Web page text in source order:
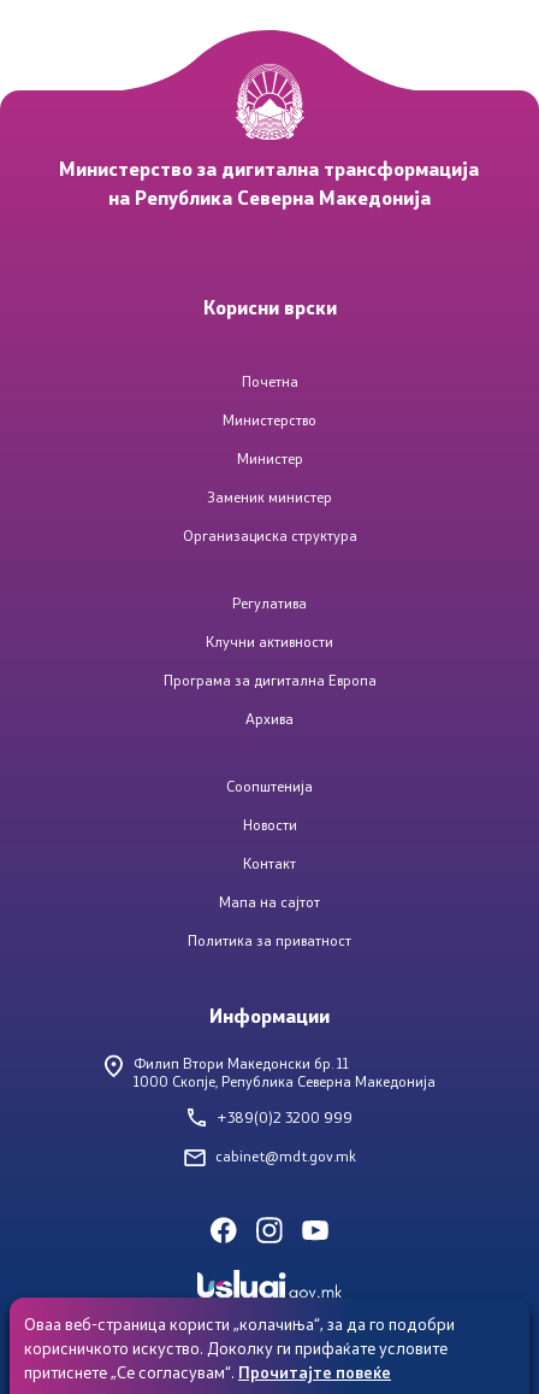
Национална платформа за интероперабилоност
Централен регистар на население
Електронски систем за управување на документи
Политики за сајбер безбедност
Повеќе информации
Со еден клик до сите услуги
Министерство за дигитална трансформација
на Република Северна Македонија
Корисни врски
Почетна
Министерство
Министер
Заменик министер
Организациска структура
Регулатива
Клучни активности
Програма за дигитална Европа
Архива
Соопштенија
Новости
Контакт
Мапа на сајтот
Политика за приватност
Информации
Филип Втори Македонски бр. 11
1000 Скопје, Република Северна Македонија
+389(0)2 3200 999
cabinet@mdt.gov.mk
Оваа веб-страница користи „колачиња“, за да го подобри
корисничкото искуство. Доколку ги прифаќате условите
притиснете „Се согласувам“. Прочитајте повеќе